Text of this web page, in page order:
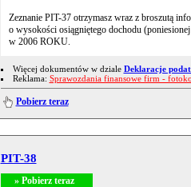
Zeznanie PIT-37 otrzymasz wraz z broszutą
o wysokości osiągniętego dochodu
w 2006 ROKU.
Więcej dokumentów w dziale Deklaracje
Reklama: Sprawozdania finansowe firm -
Pobierz teraz
PIT-38
» Pobierz teraz